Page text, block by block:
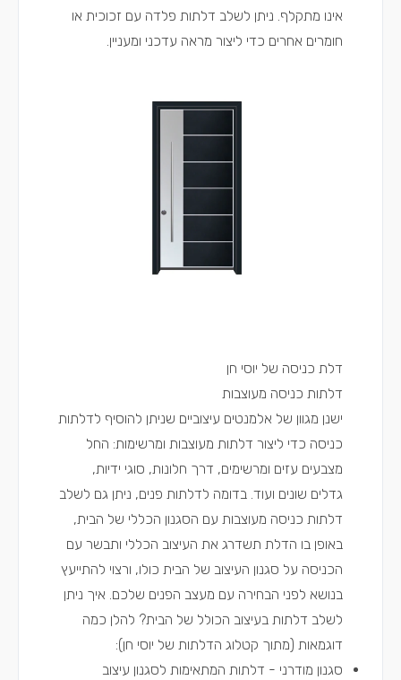
אינו מתקלף. ניתן לשלב דלתות פלדה עם זכוכית או
חומרים אחרים כדי ליצור מראה עדכני ומעניין.
דלת כניסה של יוסי חן
דלתות כניסה מעוצבות
ישנן מגוון של אלמנטים עיצוביים שניתן להוסיף לדלתות
כניסה כדי ליצור דלתות מעוצבות ומרשימות: החל
מצבעים עזים ומרשימים, דרך חלונות, סוגי ידיות,
גדלים שונים ועוד. בדומה לדלתות פנים, ניתן גם לשלב
דלתות כניסה מעוצבות עם הסגנון הכללי של הבית,
באופן בו הדלת תשדרג את העיצוב הכללי ותבשר עם
הכניסה על סגנון העיצוב של הבית כולו, ורצוי להתייעץ
בנושא לפני הבחירה עם מעצב הפנים שלכם. איך ניתן
לשלב דלתות בעיצוב הכולל של הבית? להלן כמה
דוגמאות (מתוך קטלוג הדלתות של יוסי חן):
סגנון מודרני - דלתות המתאימות לסגנון עיצוב